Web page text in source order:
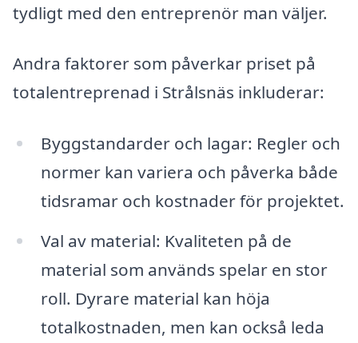
tydligt med den entreprenör man väljer.
Andra faktorer som påverkar priset på
totalentreprenad i Strålsnäs inkluderar:
Byggstandarder och lagar: Regler och
normer kan variera och påverka både
tidsramar och kostnader för projektet.
Val av material: Kvaliteten på de
material som används spelar en stor
roll. Dyrare material kan höja
totalkostnaden, men kan också leda